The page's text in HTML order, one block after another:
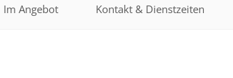
Im Angebot Kontakt & Dienstzeiten